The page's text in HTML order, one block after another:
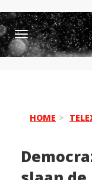
Toggle
navigation
HOME